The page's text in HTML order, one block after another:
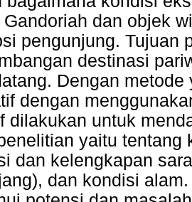
Gandoriah dan objek
pengunjung. Tujuan
destinasi
Dengan
dengan
dilakukan untuk
yaitu tentang
dan kelengkapan
dan kondisi